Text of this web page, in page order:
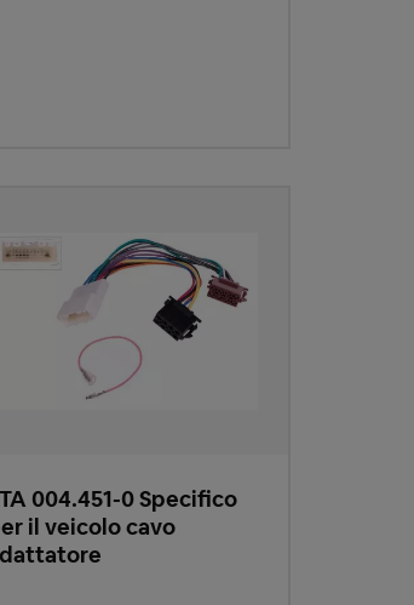
004.451-0 Specifico
il veicolo cavo